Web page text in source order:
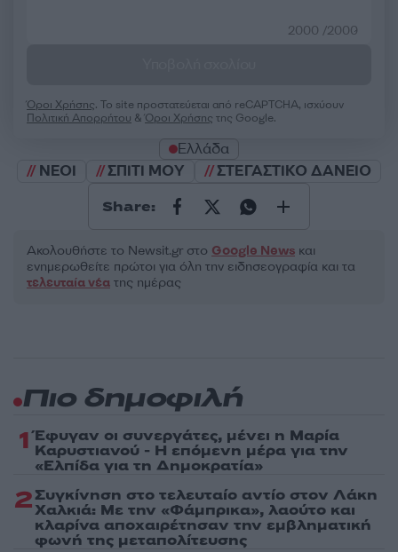
2000 /2000
Όροι Χρήσης. Το site προστατεύεται από reCAPTCHA, ισχύουν
Πολιτική Απορρήτου &Όροι Χρήσης της Google.
Ελλάδα
ΝΕΟΙ
ΣΠΙΤΙ ΜΟΥ ΣΤΕΓΑΣΤΙΚΟ ΔΑΝΕΙΟ
Share:
Ακολουθήστε το Νewsit.gr στο Google News και
ενημερωθείτε πρώτοι για όλη την ειδησεογραφία και τα
τελευταία νέα της ημέρας
Πιο δημοφιλή
1 Έφυγαν οι συνεργάτες, μένει η Μαρία
Καρυστιανού - Η επόμενη μέρα για την
«Ελπίδα για τη Δημοκρατία»
2Συγκίνηση στο τελευταίο αντίο στον Λάκη
Χαλκιά: Με την «Φάμπρικα», λαούτο και
κλαρίνα αποχαιρέτησαν την εμβληματική
φωνή της μεταπολίτευσης